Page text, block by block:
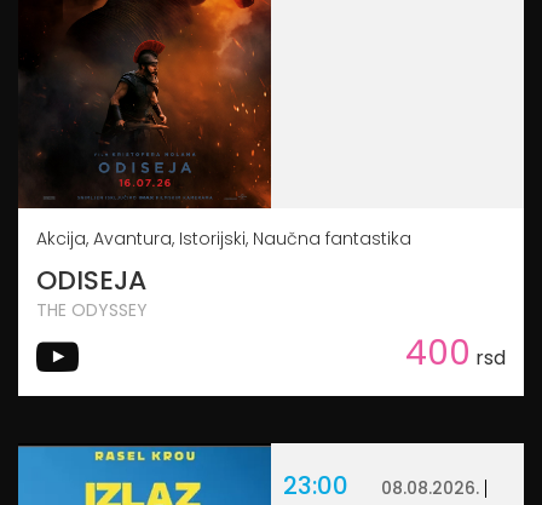
Akcija, Avantura, Istorijski, Naučna fantastika
ODISEJA
THE ODYSSEY
400 rsd
23:00 08.08.2026.